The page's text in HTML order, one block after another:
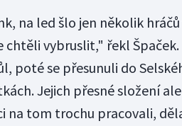
na led šlo jen několik
chtěli vybruslit," řekl
poté se přesunuli do
Jejich přesné složení
na tom trochu pracovali,